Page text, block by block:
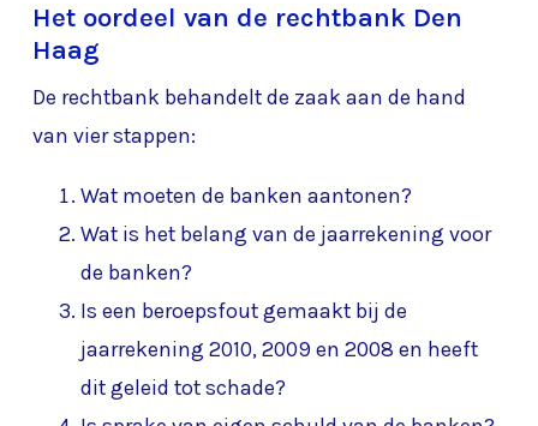
Het oordeel van de rechtbank Den
Haag
De rechtbank behandelt de zaak aan de hand
van vier stappen:
Wat moeten de banken aantonen?
Wat is het belang van de jaarrekening voor
de banken?
Is een beroepsfout gemaakt bij de
jaarrekening 2010, 2009 en 2008 en heeft
dit geleid tot schade?